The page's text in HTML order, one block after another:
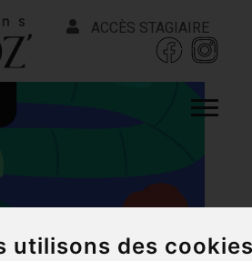
utilisons des
ACCÈS STAGIAIRE